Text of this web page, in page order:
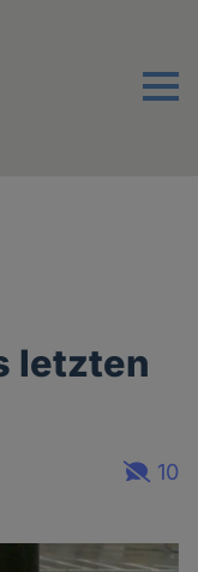
Menu
letzten
10